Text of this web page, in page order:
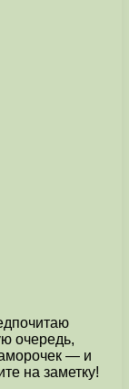
очередь,
— и
на заметку!